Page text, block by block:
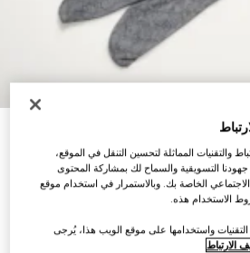
القابل للتمدد مزيّنة بطبعات
والتقنيات المماثلة لتحسين التنقل في الموقع،
التسويقية والسماح لك بمشاركة المحتوى
الخاصة بك. وبالاستمرار في استخدام موقع
الاستخدام هذه.
واستخدامها على موقع الويب هذا، يُرجى
الارتباط